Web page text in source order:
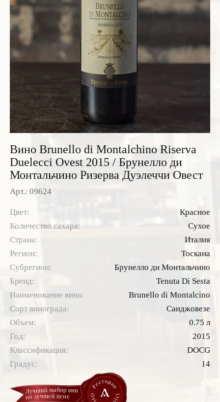
Итальянские вина
Французские вина
Испанские вина
Граппа
Водка
Саке
Вино Brunello di Montalchino Riserva
Duelecci Ovest 2015 / Брунелло ди
Монтальчино Ризерва Дуэлеччи Овест
Арт.: 09624
Цвет:
Красное
Количество сахара:
Сухое
Страна:
Италия
Регион:
Тоскана
Субрегион:
Брунелло ди Монтальчино
Бренд:
Tenuta Di Sesta
Наименование вина:
Brunello di Montalcino
Сорт винограда:
Санджовезе
Объем:
0.75 л
Год:
2015
Классификация:
DOCG
Градус:
14